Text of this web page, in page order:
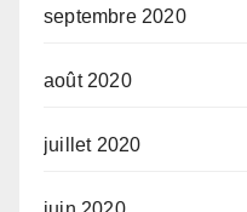
septembre 2020
août 2020
juillet 2020